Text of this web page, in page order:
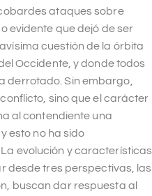
ataques sobre
evidente que dejó de ser
cuestión de la órbita
Occidente, y donde todos
derrotado. Sin embargo,
sino que el carácter
al contendiente una
esto no ha sido
evolución y características
desde tres perspectivas, las
buscan dar respuesta al